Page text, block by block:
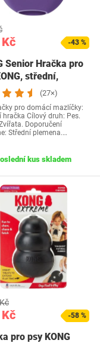
-43 %
Senior Hračka pro
střední,
od KONG(27×)
pro domácí mazlíčky:
hračka Cílový druh: Pes.
Doporučení
Střední plemena.…
kus skladem
-58 %
pro psy KONG